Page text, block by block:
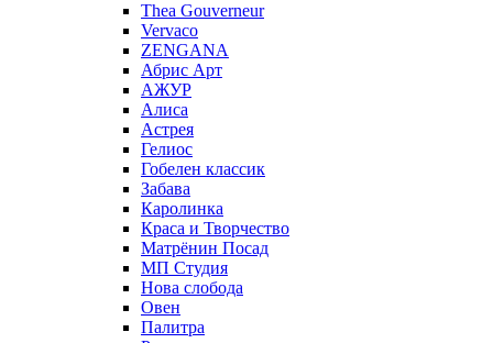
Thea Gouverneur
Vervaco
ZENGANA
Абрис Арт
АЖУР
Алиса
Астрея
Гелиос
Гобелен классик
Забава
Каролинка
Краса и Творчество
Матрёнин Посад
МП Студия
Нова слобода
Овен
Палитра